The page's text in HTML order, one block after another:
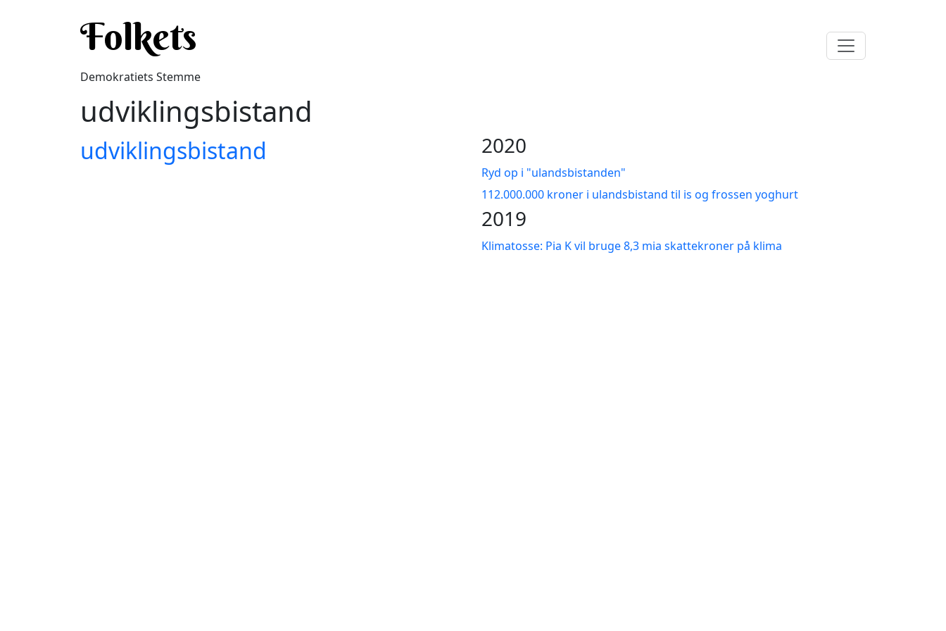
Folkets
Demokratiets Stemme
udviklingsbistand
udviklingsbistand 2020
Ryd op i "ulandsbistanden"
112.000.000 kroner i ulandsbistand til is og frossen yoghurt
2019
Klimatosse: Pia K vil bruge 8,3 mia skattekroner på klima